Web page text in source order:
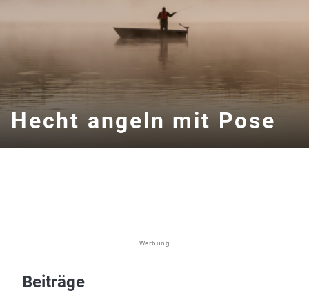
Hecht angeln mit Pose
Werbung
Beiträge